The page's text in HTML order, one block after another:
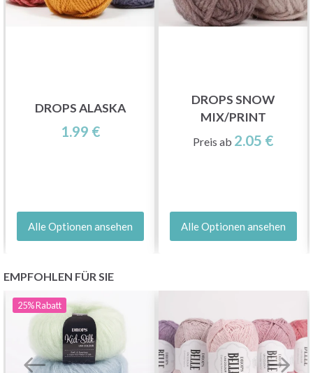
DROPS ALASKA
1.99 €
Alle Optionen ansehen
DROPS SNOW
MIX/PRINT
Preis ab 2.05 €
Alle Optionen ansehen
EMPFOHLEN FÜR SIE
25%Rabatt